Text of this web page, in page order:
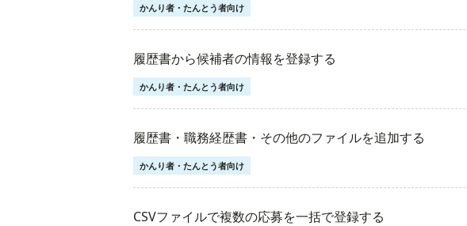
かんり者・たんとう者向け
履歴書から候補者の情報を登録する
かんり者・たんとう者向け
履歴書・職務経歴書・その他のファイルを追加する
かんり者・たんとう者向け
CSVファイルで複数の応募を一括で登録する